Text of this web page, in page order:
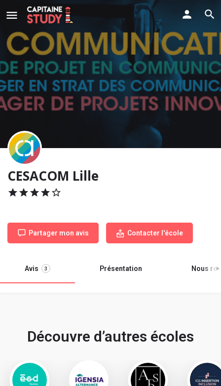
CESACOM Lille
Partager mon avis Contacter l'école
Avis 3 Présentation Nous
Découvre d’autres écoles